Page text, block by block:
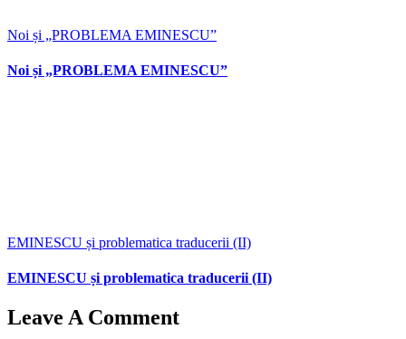
Noi și „PROBLEMA EMINESCU”
Noi și „PROBLEMA EMINESCU”
EMINESCU și problematica traducerii (II)
EMINESCU și problematica traducerii (II)
Leave A Comment